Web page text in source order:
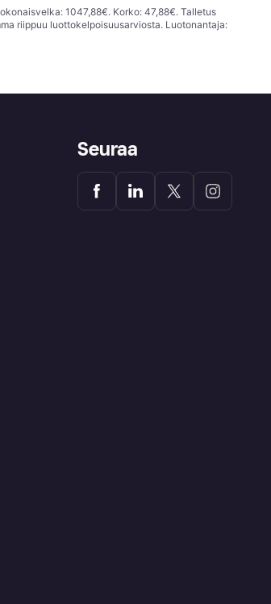
1047,88€. Korko: 47,88€. Talletus
riippuu luottokelpoisuusarviosta. Luotonantaja:
Seuraa